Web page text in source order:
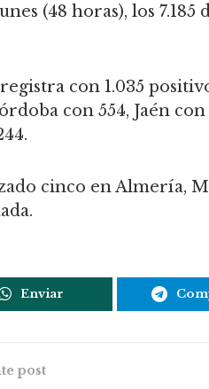
(48 horas), los 7.185
con 1.035
con 554, Jaén con
cinco en Almería,
Enviar
post